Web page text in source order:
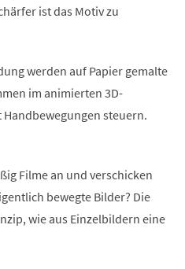
ist das Motiv zu
werden auf Papier gemalte
im animierten 3D-
steuern.
Filme an und verschicken
bewegte Bilder? Die
wie aus Einzelbildern eine